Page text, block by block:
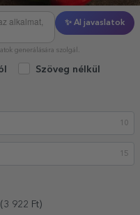
✨ AI javaslatok
generálására szolgál.
Szöveg nélkül
10
15
(3 922 Ft)